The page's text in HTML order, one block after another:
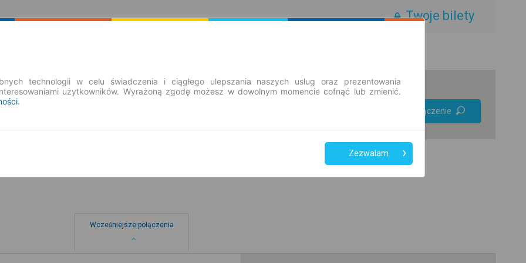
Twoje bilety
Znajdź połączenie
Wcześniejsze połączenia
technologii w celu świadczenia i ciągłego ulepszania naszych usług oraz prezentowania
użytkowników. Wyrażoną zgodę możesz w dowolnym momencie cofnąć lub zmienić.
.
Zezwalam